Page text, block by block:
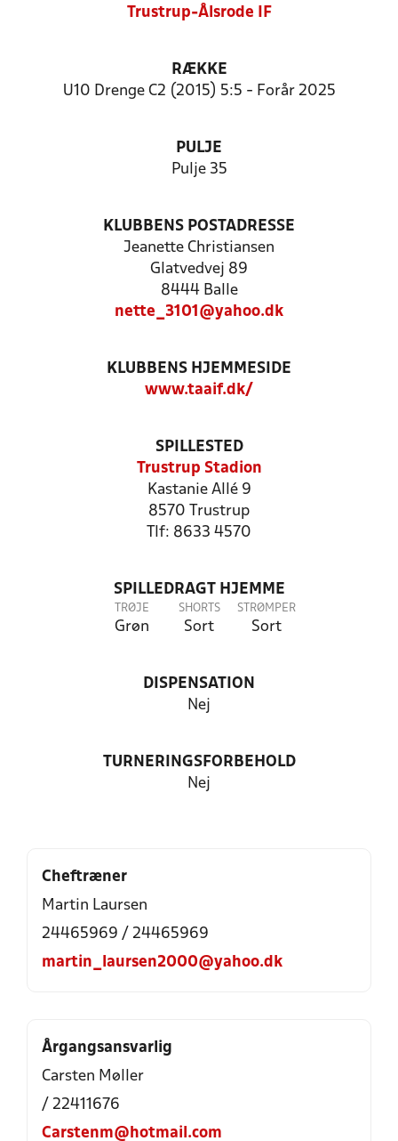
Trustrup-Ålsrode IF
RÆKKE
U10 Drenge C2 (2015) 5:5 - Forår 2025
PULJE
Pulje 35
KLUBBENS POSTADRESSE
Jeanette Christiansen
Glatvedvej 89
8444 Balle
nette_3101@yahoo.dk
KLUBBENS HJEMMESIDE
www.taaif.dk/
SPILLESTED
Trustrup Stadion
Kastanie Allé 9
8570 Trustrup
Tlf: 8633 4570
SPILLEDRAGT HJEMME
TRØJE
Grøn
SHORTS
Sort
STRØMPER
Sort
DISPENSATION
Nej
TURNERINGSFORBEHOLD
Nej
Cheftræner
Martin Laursen
24465969 / 24465969
martin_laursen2000@yahoo.dk
Årgangsansvarlig
Carsten Møller
/ 22411676
Carstenm@hotmail.com